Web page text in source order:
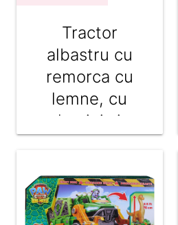
Tractor
albastru cu
remorca cu
lemne, cu
lumini si
cm